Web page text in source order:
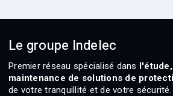
Le groupe Indelec
Premier réseau spécialisé dans
maintenance de solutions de
de votre tranquillité et de votre sécurité.